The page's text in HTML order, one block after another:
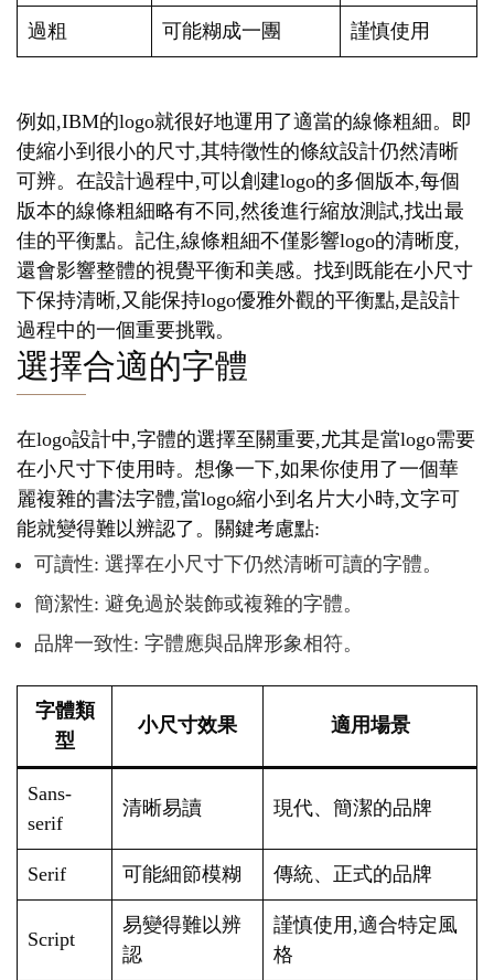
過粗 可能糊成一團 謹慎使用
例如,IBM的logo就很好地運用了適當的線條粗細。即
使縮小到很小的尺寸,其特徵性的條紋設計仍然清晰
可辨。在設計過程中,可以創建logo的多個版本,每個
版本的線條粗細略有不同,然後進行縮放測試,找出最
佳的平衡點。記住,線條粗細不僅影響logo的清晰度,
還會影響整體的視覺平衡和美感。找到既能在小尺寸
下保持清晰,又能保持logo優雅外觀的平衡點,是設計
過程中的一個重要挑戰。
選擇合適的字體
在logo設計中,字體的選擇至關重要,尤其是當logo需要
在小尺寸下使用時。想像一下,如果你使用了一個華
麗複雜的書法字體,當logo縮小到名片大小時,文字可
能就變得難以辨認了。關鍵考慮點:
可讀性: 選擇在小尺寸下仍然清晰可讀的字體。
簡潔性: 避免過於裝飾或複雜的字體。
品牌一致性: 字體應與品牌形象相符。
字體類
型
小尺寸效果 適用場景
Sans-
serif
清晰易讀 現代、簡潔的品牌
Serif 可能細節模糊 傳統、正式的品牌
Script
易變得難以辨
認
謹慎使用,適合特定風
格